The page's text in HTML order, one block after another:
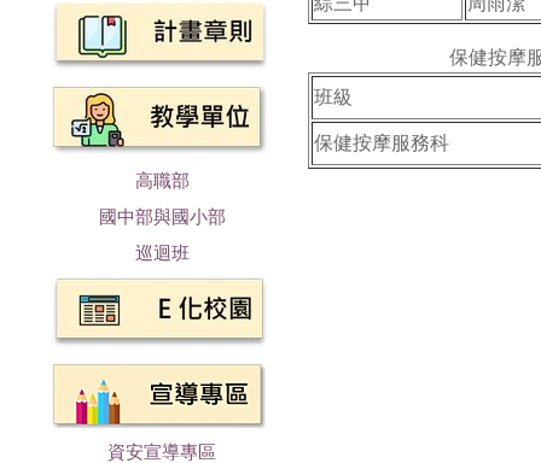
高職部
國中部與國小部
巡迴班
資安宣導專區
保健按摩
班級
保健按摩服務科